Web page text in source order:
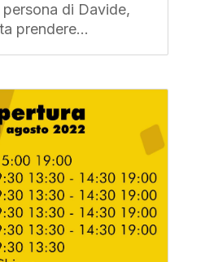
di Davide,
prendere...